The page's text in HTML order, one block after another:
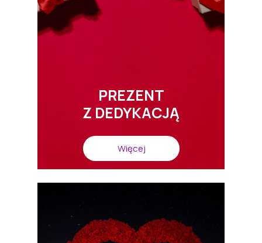
Więcej
PREZENT
Z DEDYKACJĄ